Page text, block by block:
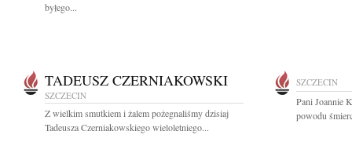
byłego...
TADEUSZ CZERNIAKOWSKI
SZCZECIN
Z wielkim smutkiem i żalem pożegnaliśmy dzisiaj
Tadeusza Czerniakowskiego wieloletniego...
SZCZECIN
Pani Joannie
powodu